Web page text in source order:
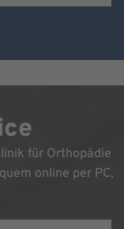
für Orthopädie
online per PC,